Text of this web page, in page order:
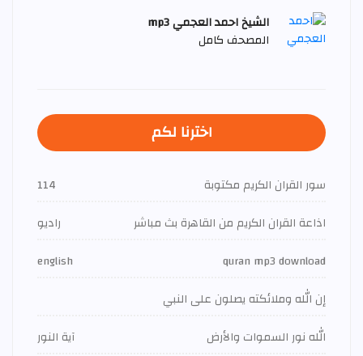
الشيخ احمد العجمي mp3
المصحف كامل
اخترنا لكم
سور القران الكريم مكتوبة
114
اذاعة القران الكريم من القاهرة بث مباشر
راديو
quran mp3 download
english
إن الله وملائكته يصلون على النبي
الله نور السموات والأرض
آية النور